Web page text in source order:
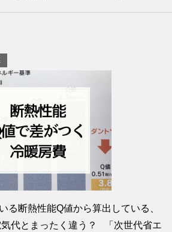
断熱性能Q値から算出している、
代とまったく違う？ 「次世代省エ